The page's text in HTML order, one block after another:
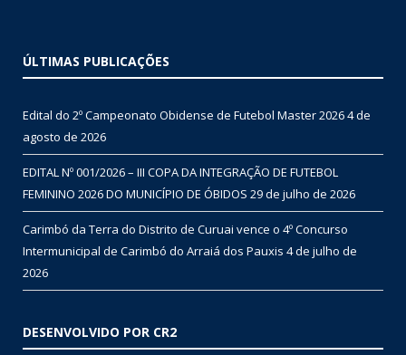
ÚLTIMAS PUBLICAÇÕES
Edital do 2º Campeonato Obidense de Futebol Master 20264 de
agosto de 2026
EDITAL Nº 001/2026 – III COPA DA INTEGRAÇÃO DE FUTEBOL
FEMININO 2026 DO MUNICÍPIO DE ÓBIDOS 29 de julho de 2026
Carimbó da Terra do Distrito de Curuai vence o 4º Concurso
Intermunicipal de Carimbó do Arraiá dos Pauxis 4 de julho de
2026
DESENVOLVIDO POR CR2